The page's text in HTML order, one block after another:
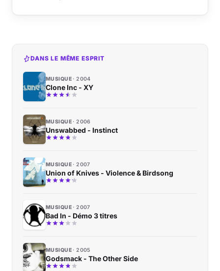
DANS LE MÊME ESPRIT
MUSIQUE 2004
Clone Inc - XY
MUSIQUE 2006
Unswabbed - Instinct
MUSIQUE 2007
Union of Knives - Violence & Birdsong
MUSIQUE 2007
Bad In - Démo 3 titres
MUSIQUE 2005
Godsmack - The Other Side